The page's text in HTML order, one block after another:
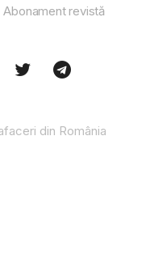
Abonament revistă
din România